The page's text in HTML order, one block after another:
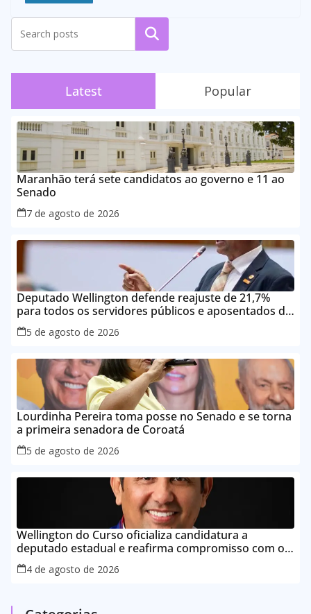
Pesquisar
Latest Popular
Maranhão terá sete candidatos ao governo e 11 ao
Senado
7 de agosto de 2026
Deputado Wellington defende reajuste de 21,7%
para todos os servidores públicos e aposentados do
Maranhão
5 de agosto de 2026
Lourdinha Pereira toma posse no Senado e se torna
a primeira senadora de Coroatá
5 de agosto de 2026
Wellington do Curso oficializa candidatura a
deputado estadual e reafirma compromisso com o
povo do Maranhão
4 de agosto de 2026